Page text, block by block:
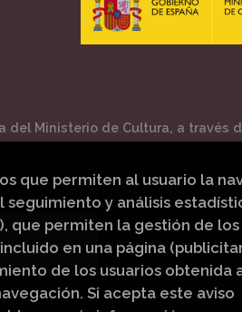
del Ministerio de Cultura, a través
que permiten al usuario la
seguimiento y análisis
que permiten la gestión de los
en una página
de los usuarios obtenida
Si acepta este aviso